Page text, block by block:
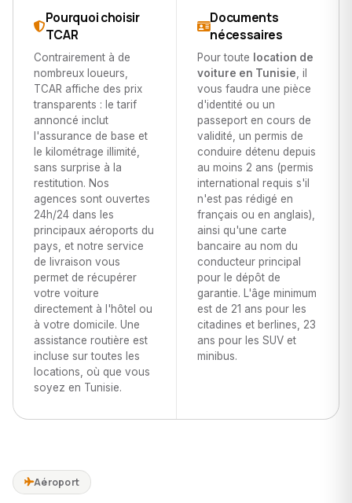
Pourquoi choisir
TCAR
Contrairement à de
nombreux loueurs,
TCAR affiche des prix
transparents : le tarif
annoncé inclut
l'assurance de base et
le kilométrage illimité,
sans surprise à la
restitution. Nos
agences sont ouvertes
24h/24 dans les
principaux aéroports du
pays, et notre service
de livraison vous
permet de récupérer
votre voiture
directement à l'hôtel ou
à votre domicile. Une
assistance routière est
incluse sur toutes les
locations, où que vous
soyez en Tunisie.
Documents
nécessaires
Pour toute
location de
voiture en Tunisie , il
vous faudra une pièce
d'identité ou un
passeport en cours de
validité, un permis de
conduire détenu depuis
au moins 2 ans (permis
international requis s'il
n'est pas rédigé en
français ou en anglais),
ainsi qu'une carte
bancaire au nom du
conducteur principal
pour le dépôt de
garantie. L'âge minimum
est de 21 ans pour les
citadines et berlines, 23
ans pour les SUV et
minibus.
Aéroport